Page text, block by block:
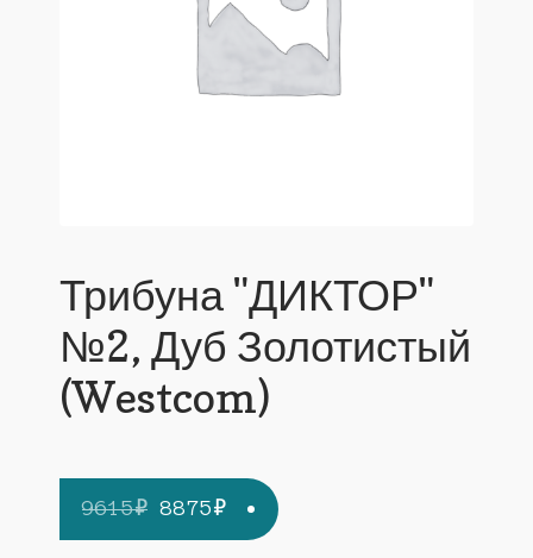
Трибуна "ДИКТОР"
№2, Дуб Золотистый
(Westcom)
9615₽ Первоначальная
цена
8875₽Текущая
цена: